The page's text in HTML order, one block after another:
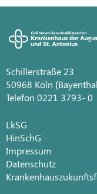
Schillerstraße 23
50968 Köln
Telefon 0221 3793- 0
LkSG
HinSchG
Impressum
Datenschutz